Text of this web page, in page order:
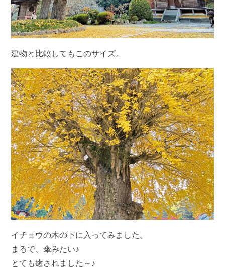
建物と比較してもこのサイズ。
イチョウの木の下に入ってみました。
まるで、傘みたい♪
とても癒されました～♪